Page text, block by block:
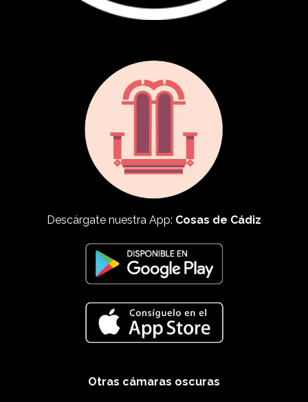
Descárgate nuestra App: Cosas de Cádiz
Otras cámaras oscuras